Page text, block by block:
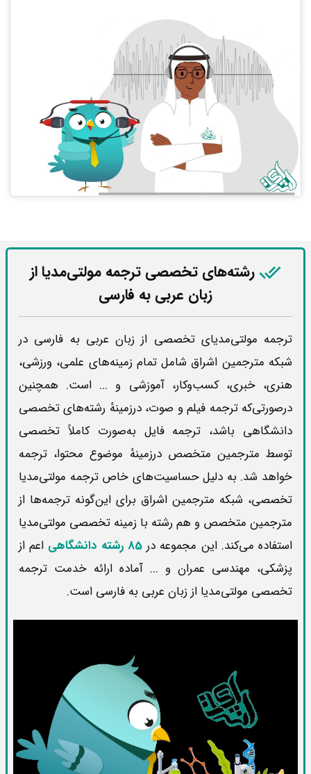
رشته‌های تخصصی ترجمه مولتی‌مدیا از
زبان عربی به فارسی
ترجمه مولتی‌مدیای تخصصی از زبان عربی به فارسی در
شبکه مترجمین اشراق شامل تمام زمینه‌های علمی، ورزشی،
هنری، خبری، کسب‌وکار، آموزشی و ... است. همچنین
درصورتی‌که ترجمه فیلم و صوت، درزمینهٔ رشته‌های تخصصی
دانشگاهی باشد، ترجمه فایل به‌صورت کاملاً تخصصی
توسط مترجمین متخصص درزمینهٔ موضوع محتوا، ترجمه
خواهد شد. به دلیل حساسیت‌های خاص ترجمه مولتی‌مدیا
تخصصی، شبکه مترجمین اشراق برای این‌گونه ترجمه‌ها از
مترجمین متخصص و هم رشته با زمینه تخصصی مولتی‌مدیا
استفاده می‌کند. این مجموعه در85 رشته دانشگاهی
اعم از
پزشکی، مهندسی عمران و ... آماده ارائه خدمت ترجمه
تخصصی مولتی‌مدیا از زبان عربی به فارسی است.